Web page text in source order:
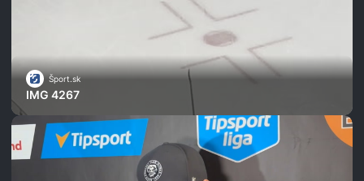
Šport.sk
IMG 4267